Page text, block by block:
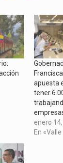
Telegram
(Se
abre
en
una
ventana
nueva)
(Se
abre
en
una
ventana
nueva)
apuesta
tener
enero
En